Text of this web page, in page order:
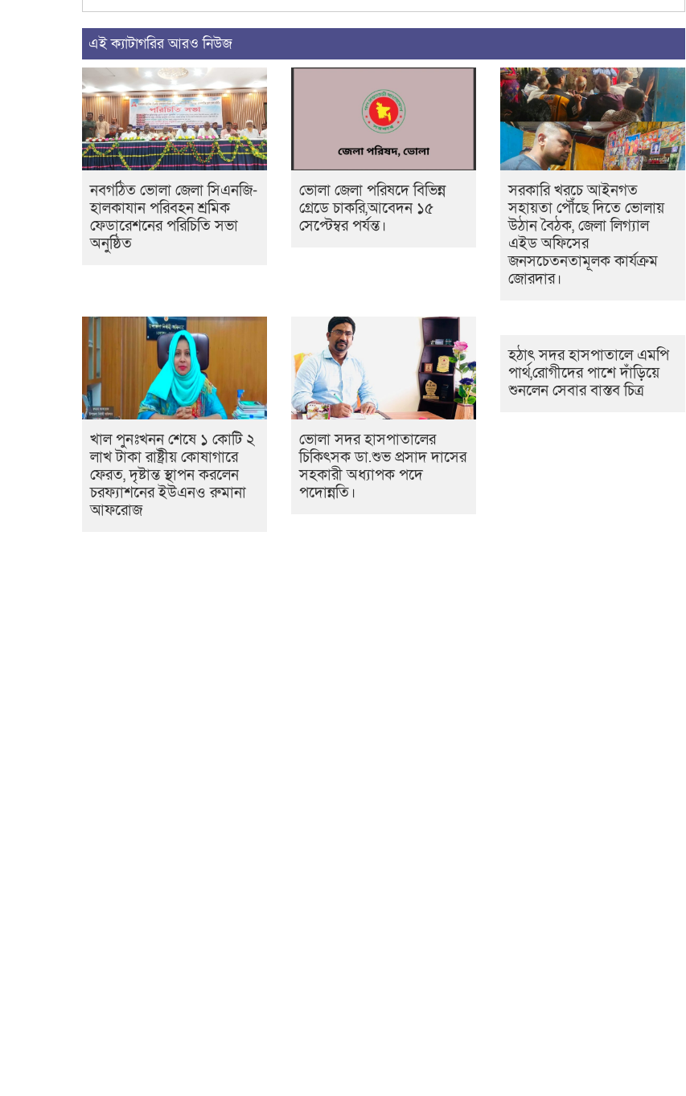
এই ক্যাটাগরির আরও নিউজ
নবগঠিত ভোলা জেলা সিএনজি-
হালকাযান পরিবহন শ্রমিক
ফেডারেশনের পরিচিতি সভা
অনুষ্ঠিত
ভোলা জেলা পরিষদে বিভিন্ন
গ্রেডে চাকরি,আবেদন ১৫
সেপ্টেম্বর পর্যন্ত।
সরকারি খরচে আইনগত
সহায়তা পৌঁছে দিতে ভোলায়
উঠান বৈঠক, জেলা লিগ্যাল
এইড অফিসের
জনসচেতনতামূলক কার্যক্রম
জোরদার।
খাল পুনঃখনন শেষে ১ কোটি ২
লাখ টাকা রাষ্ট্রীয় কোষাগারে
ফেরত, দৃষ্টান্ত স্থাপন করলেন
চরফ্যাশনের ইউএনও রুমানা
আফরোজ
ভোলা সদর হাসপাতালের
চিকিৎসক ডা.শুভ প্রসাদ দাসের
সহকারী অধ্যাপক পদে
পদোন্নতি।
হঠাৎ সদর হাসপাতালে এমপি
পার্থ,রোগীদের পাশে দাঁড়িয়ে
শুনলেন সেবার বাস্তব চিত্র